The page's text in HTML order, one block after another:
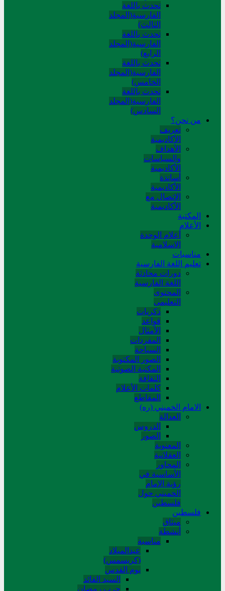
تحدث باللغة
الفارسية(المجلد
الثالث)
تحدث باللغة
الفارسية(المجلد
الرابع)
تحدث باللغة
الفارسية(المجلد
الخامس)
تحدث باللغة
الفارسية(المجلد
السادس)
من نحن؟
تعريف
الأكاديمية
الأهداف
والسياسات
الأكاديمية
أساتذة
الأكاديمية
الاتصال مع
الأكاديمية
المکتبة
الأعلام
أعلام الوحدة
الاسلامية
مناسبات
تعلیم اللغة الفارسیة
دورات محادثة
اللغة الفارسیة
المحتوی
التعلیمی
ذکریات
قواعد
الأمثال
المفردات
السیاحة
الصور المکتوبة
المکتبة الصوتیة
الثقافة
کلمات الأعلام
المقاطع
الامام الخميني (ره)
العدالة
الدروس
الصور
المعنوية
العقلانية
المحاور
الأساسیة في
رؤیة الإمام
الخمیني حول
فلسطین
فلسطین
میثاق
أنشطة
مناسبة
عیدالمیلاد
(کریسمس)
یوم القدس
السید القائد
حرب رمضان